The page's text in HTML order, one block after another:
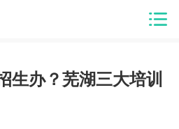
生办？芜湖三大培训